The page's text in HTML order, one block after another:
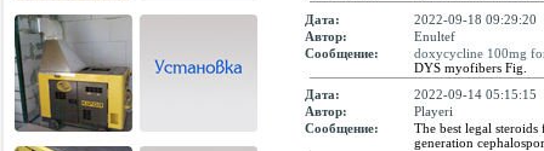
Дата:
2022-09-18 09:29:20
Автор:
Enultef
Сообщение:
doxycycline 100mg
DYS myofibers Fig.
Дата:
2022-09-14 05:15:15
Автор:
Playeri
Сообщение:
The best legal
generation